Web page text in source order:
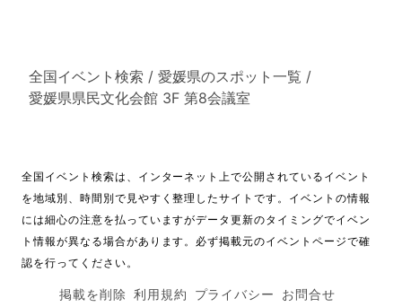
全国イベント検索 / 愛媛県のスポット一覧 /
愛媛県県民文化会館 3F 第8会議室
全国イベント検索は、インターネット上で公開されているイベント
を地域別、時間別で見やすく整理したサイトです。イベントの情報
には細心の注意を払っていますがデータ更新のタイミングでイベン
ト情報が異なる場合があります。必ず掲載元のイベントページで確
認を行ってください。
掲載を削除 利用規約 プライバシー お問合せ